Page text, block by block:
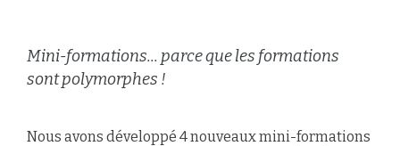
Mini-formations... parce que les formations
sont polymorphes !
Nous avons développé 4 nouveaux mini-formations